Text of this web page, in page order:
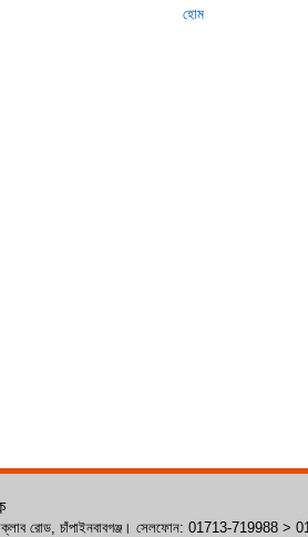
হোম
স্কুল ক্লাব রোড, চাঁপাইনবাবগঞ্জ। সেলফোন: 01713-